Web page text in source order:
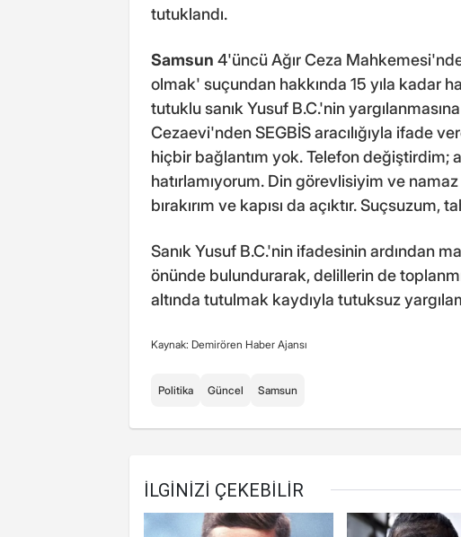
tutuklandı.
Samsun 4'üncü Ağır Ceza
olmak' suçundan hakkında 15 yıla kadar
tutuklu sanık Yusuf B.C.'nin
Cezaevi'nden SEGBİS aracılığıyla ifade
hiçbir bağlantım yok. Telefon değiştirdim;
hatırlamıyorum. Din görevlisiyim ve
bırakırım ve kapısı da açıktır.
Sanık Yusuf B.C.'nin ifadesinin ardından
önünde bulundurarak, delillerin de
altında tutulmak kaydıyla tutuksuz
Kaynak: Demirören Haber Ajansı
Politika Güncel Samsun